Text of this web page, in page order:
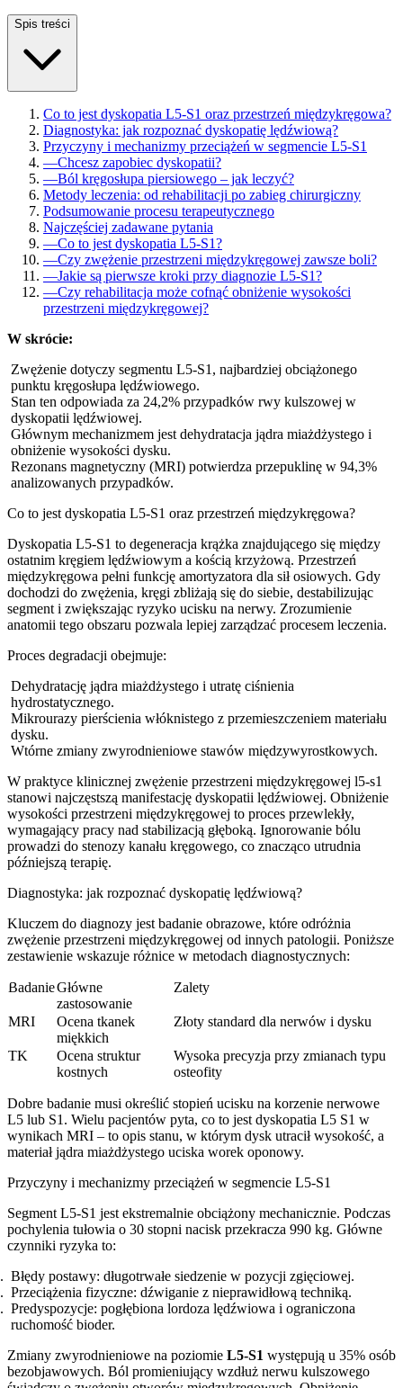
Spis treści
Co to jest dyskopatia L5-S1 oraz przestrzeń międzykręgowa?
Diagnostyka: jak rozpoznać dyskopatię lędźwiową?
Przyczyny i mechanizmy przeciążeń w segmencie L5-S1
—Chcesz zapobiec dyskopatii?
—Ból kręgosłupa piersiowego – jak leczyć?
Metody leczenia: od rehabilitacji po zabieg chirurgiczny
Podsumowanie procesu terapeutycznego
Najczęściej zadawane pytania
—Co to jest dyskopatia L5-S1?
—Czy zwężenie przestrzeni międzykręgowej zawsze boli?
—Jakie są pierwsze kroki przy diagnozie L5-S1?
—Czy rehabilitacja może cofnąć obniżenie wysokości
przestrzeni międzykręgowej?
W skrócie:
Zwężenie dotyczy segmentu L5-S1, najbardziej obciążonego
punktu kręgosłupa lędźwiowego.
Stan ten odpowiada za 24,2% przypadków rwy kulszowej w
dyskopatii lędźwiowej.
Głównym mechanizmem jest dehydratacja jądra miażdżystego i
obniżenie wysokości dysku.
Rezonans magnetyczny (MRI) potwierdza przepuklinę w 94,3%
analizowanych przypadków.
Co to jest dyskopatia L5-S1 oraz przestrzeń międzykręgowa?
Dyskopatia L5-S1 to degeneracja krążka znajdującego się między
ostatnim kręgiem lędźwiowym a kością krzyżową. Przestrzeń
międzykręgowa pełni funkcję amortyzatora dla sił osiowych. Gdy
dochodzi do zwężenia, kręgi zbliżają się do siebie, destabilizując
segment i zwiększając ryzyko ucisku na nerwy. Zrozumienie
anatomii tego obszaru pozwala lepiej zarządzać procesem leczenia.
Proces degradacji obejmuje:
Dehydratację jądra miażdżystego i utratę ciśnienia
hydrostatycznego.
Mikrourazy pierścienia włóknistego z przemieszczeniem materiału
dysku.
Wtórne zmiany zwyrodnieniowe stawów międzywyrostkowych.
W praktyce klinicznej zwężenie przestrzeni międzykręgowej l5-s1
stanowi najczęstszą manifestację dyskopatii lędźwiowej. Obniżenie
wysokości przestrzeni międzykręgowej to proces przewlekły,
wymagający pracy nad stabilizacją głęboką. Ignorowanie bólu
prowadzi do stenozy kanału kręgowego, co znacząco utrudnia
późniejszą terapię.
Diagnostyka: jak rozpoznać dyskopatię lędźwiową?
Kluczem do diagnozy jest badanie obrazowe, które odróżnia
zwężenie przestrzeni międzykręgowej od innych patologii. Poniższe
zestawienie wskazuje różnice w metodach diagnostycznych:
BadanieGłówne
zastosowanie
Zalety
MRI
Ocena tkanek
miękkich
Złoty standard dla nerwów i dysku
TK
Ocena struktur
kostnych
Wysoka precyzja przy zmianach typu
osteofity
Dobre badanie musi określić stopień ucisku na korzenie nerwowe
L5 lub S1. Wielu pacjentów pyta, co to jest dyskopatia L5 S1 w
wynikach MRI – to opis stanu, w którym dysk utracił wysokość, a
materiał jądra miażdżystego uciska worek oponowy.
Przyczyny i mechanizmy przeciążeń w segmencie L5-S1
Segment L5-S1 jest ekstremalnie obciążony mechanicznie. Podczas
pochylenia tułowia o 30 stopni nacisk przekracza 990 kg. Główne
czynniki ryzyka to:
Błędy postawy: długotrwałe siedzenie w pozycji zgięciowej.
Przeciążenia fizyczne: dźwiganie z nieprawidłową techniką.
Predyspozycje: pogłębiona lordoza lędźwiowa i ograniczona
ruchomość bioder.
Zmiany zwyrodnieniowe na poziomie L5-S1 występują u 35% osób
bezobjawowych. Ból promieniujący wzdłuż nerwu kulszowego